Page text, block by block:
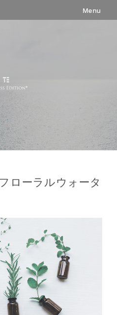
Menu
ローラルウォータ